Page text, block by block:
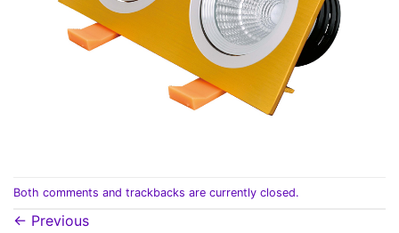
Both comments and trackbacks are currently closed.
← Previous